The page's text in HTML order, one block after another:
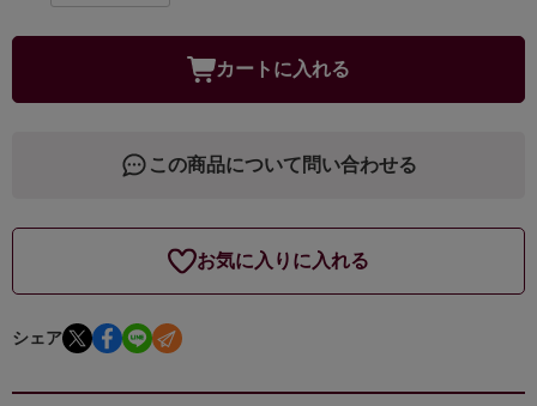
カートに入れる
この商品について問い合わせる
お気に入りに入れる
シェア